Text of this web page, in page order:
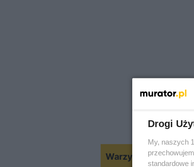
Warzywa w
Drogi
My, naszych
standardowe